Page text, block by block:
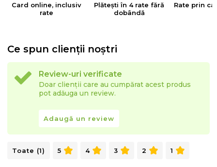
Card online, inclusiv
rate
Plătești în 4 rate fără
dobândă
Rate prin
Ce spun clienții noștri
Review-uri verificate
Doar clienții care au cumpărat acest produs
pot adăuga un review.
Adaugă un review
Toate (1) 5 4 3 2 1